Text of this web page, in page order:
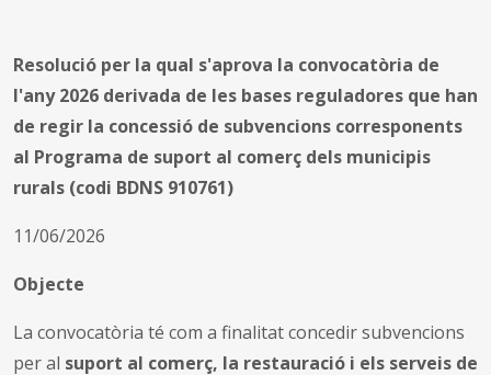
Resolució per la qual s'aprova la convocatòria de
l'any 2026 derivada de les bases reguladores que han
de regir la concessió de subvencions corresponents
al Programa de suport al comerç dels municipis
rurals (codi BDNS 910761)
11/06/2026
Objecte
La convocatòria té com a finalitat concedir subvencions
per al suport al comerç, la restauració i els serveis de